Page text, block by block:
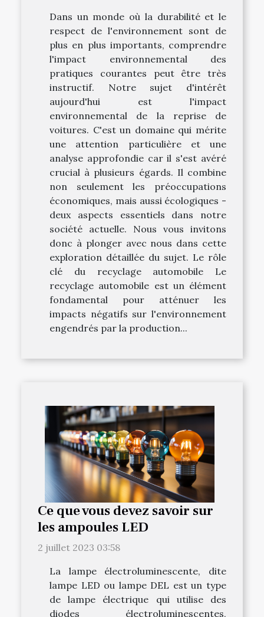
Dans un monde où la durabilité et le
respect de l'environnement sont de
plus en plus importants, comprendre
l'impact environnemental des
pratiques courantes peut être très
instructif. Notre sujet d'intérêt
aujourd'hui est l'impact
environnemental de la reprise de
voitures. C'est un domaine qui mérite
une attention particulière et une
analyse approfondie car il s'est avéré
crucial à plusieurs égards. Il combine
non seulement les préoccupations
économiques, mais aussi écologiques -
deux aspects essentiels dans notre
société actuelle. Nous vous invitons
donc à plonger avec nous dans cette
exploration détaillée du sujet. Le rôle
clé du recyclage automobile Le
recyclage automobile est un élément
fondamental pour atténuer les
impacts négatifs sur l'environnement
engendrés par la production...
Ce que vous devez savoir sur
les ampoules LED
2 juillet 2023 03:58
La lampe électroluminescente, dite
lampe LED ou lampe DEL est un type
de lampe électrique qui utilise des
diodes électroluminescentes,